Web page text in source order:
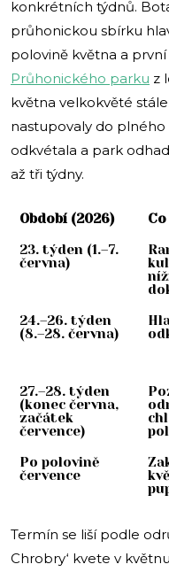
konkrétních týdnů.
průhonickou sbírku
polovině května a
Průhonického parku z
května velkokvěté
nastupovaly do plného
odkvétala a park
až tři týdny.
Období (2026)
23. týden (1.–7.
června)
24.–26. týden
(8.–28. června)
27.–28. týden
(konec června,
začátek
července)
Po polovině
července
Termín se liší podle
Chrobry‘ kvete v